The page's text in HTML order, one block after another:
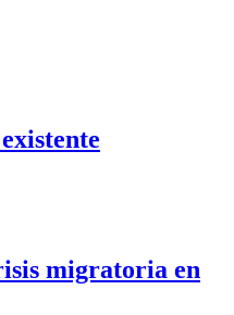
migratoria en